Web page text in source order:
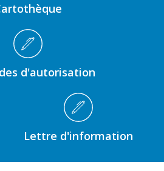
d'autorisation
Lettre d'information